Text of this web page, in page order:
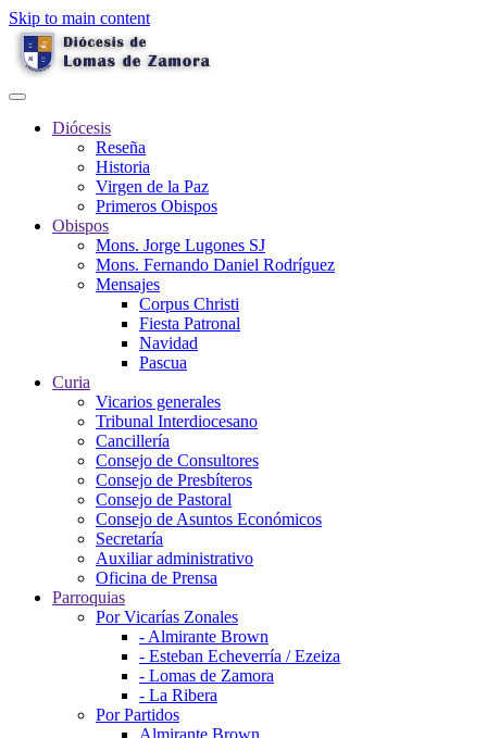
Skip to main content
Diócesis
Reseña
Historia
Virgen de la Paz
Primeros Obispos
Obispos
Mons. Jorge Lugones SJ
Mons. Fernando Daniel Rodríguez
Mensajes
Corpus Christi
Fiesta Patronal
Navidad
Pascua
Curia
Vicarios generales
Tribunal Interdiocesano
Cancillería
Consejo de Consultores
Consejo de Presbíteros
Consejo de Pastoral
Consejo de Asuntos Económicos
Secretaría
Auxiliar administrativo
Oficina de Prensa
Parroquias
Por Vicarías Zonales
- Almirante Brown
- Esteban Echeverría / Ezeiza
- Lomas de Zamora
- La Ribera
Por Partidos
Almirante Brown